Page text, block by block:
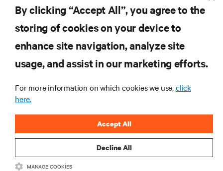
Teknolojideki en son trendleri öğrenmek için
Veri merkezi ve altyapı yönetimine ilişkin en son
tartışmalar ve uzman görüşleri ile sektördeki en
önemli konular hakkında düzenli güncel bilgiler
By clicking “Accept All”, you agree to the
storing of cookies on your device to
enhance site navigation, analyze site
usage, and assist in our marketing efforts.
For more information on which cookies we use,click
here.
Decline All
Accept All
MANAGE COOKIES